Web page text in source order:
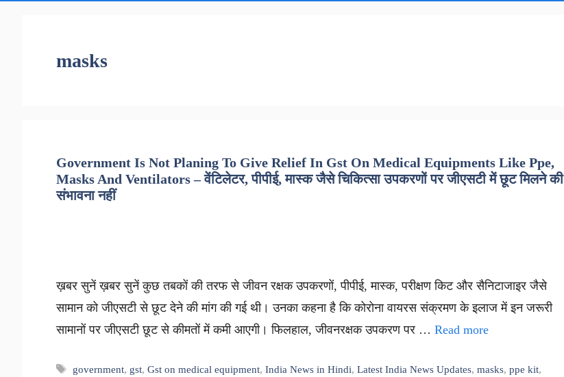
masks
Government Is Not Planing To Give Relief In Gst On Medical Equipments Like Ppe,
Masks And Ventilators – वेंटिलेटर, पीपीई, मास्क जैसे चिकित्सा उपकरणों पर जीएसटी में छूट मिलने की
संभावना नहीं
ख़बर सुनें ख़बर सुनें कुछ तबकों की तरफ से जीवन रक्षक उपकरणों, पीपीई, मास्क, परीक्षण किट और सैनिटाजाइर जैसे
सामान को जीएसटी से छूट देने की मांग की गई थी। उनका कहना है कि कोरोना वायरस संक्रमण के इलाज में इन जरूरी
सामानों पर जीएसटी छूट से कीमतों में कमी आएगी। फिलहाल, जीवनरक्षक उपकरण पर … Read more
Tags
government, gst,Gst on medical equipment,India News in Hindi,Latest India News Updates,masks,ppe kit,